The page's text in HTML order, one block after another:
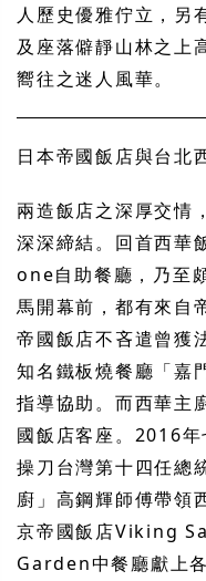
人歷史優雅佇立，另
及座落僻靜山林之上
嚮往之迷人風華。
日本帝國飯店與台北
兩造飯店之深厚交情
深深締結。回首西華
one自助餐廳，乃至
馬開幕前，都有來自
帝國飯店不吝遣曾獲
知名鐵板燒餐廳「嘉
指導協助。而西華主
國飯店客座。 2016
操刀台灣第十四任總
廚」高鋼輝師傅帶領
京帝國飯店Viking
Garden中餐廳獻上